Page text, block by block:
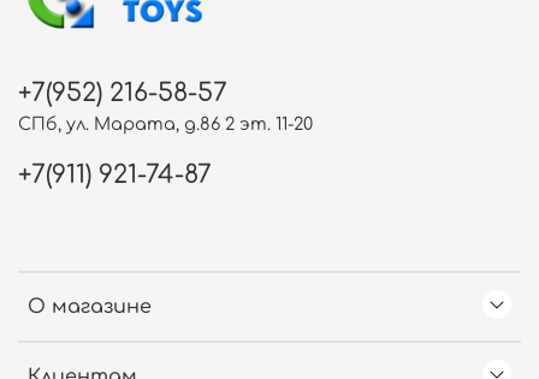
О магазине
+7(952) 216-58-57
СПб, ул. Марата, д.86 2 эт. 11-20
+7(911) 921-74-87